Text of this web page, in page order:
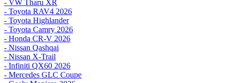
- VW Tharu XR
- Toyota RAV4 2026
- Toyota Highlander
- Toyota Camry 2026
- Honda CR-V 2026
- Nissan Qashqai
- Nissan X-Trail
- Infiniti QX60 2026
- Mercedes GLC Coupe